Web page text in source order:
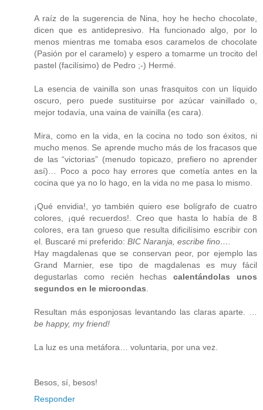
A raíz de la sugerencia de Nina, hoy he hecho chocolate,
dicen que es antidepresivo. Ha funcionado algo, por lo
menos mientras me tomaba esos caramelos de chocolate
(Pasión por el caramelo) y espero a tomarme un trocito del
pastel (facilísimo) de Pedro ;-) Hermé.
La esencia de vainilla son unas frasquitos con un líquido
oscuro, pero puede sustituirse por azúcar vainillado o,
mejor todavía, una vaina de vainilla (es cara).
Mira, como en la vida, en la cocina no todo son éxitos, ni
mucho menos. Se aprende mucho más de los fracasos que
de las “victorias” (menudo topicazo, prefiero no aprender
así)… Poco a poco hay errores que cometía antes en la
cocina que ya no lo hago, en la vida no me pasa lo mismo.
¡Qué envidia!, yo también quiero ese bolígrafo de cuatro
colores, ¡qué recuerdos!. Creo que hasta lo había de 8
colores, era tan grueso que resulta dificilísimo escribir con
el. Buscaré mi preferido: BIC Naranja, escribe fino….
Hay magdalenas que se conservan peor, por ejemplo las
Grand Marnier, ese tipo de magdalenas es muy fácil
degustarlas como recién hechascalentándolas unos
segundos en le microondas
Resultan más esponjosas levantando las claras aparte. …
be happy, my friend!
La luz es una metáfora… voluntaria, por una vez.
Besos, sí, besos!
Responder